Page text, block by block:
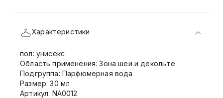
Характеристики
пол: унисекс
Область применения: Зона шеи и декольте
Подгруппа: Парфюмерная вода
Размер: 30 мл
Артикул: NA0012